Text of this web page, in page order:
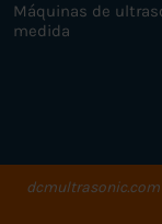
Máquinas de
medida
dcmultrasonic.com